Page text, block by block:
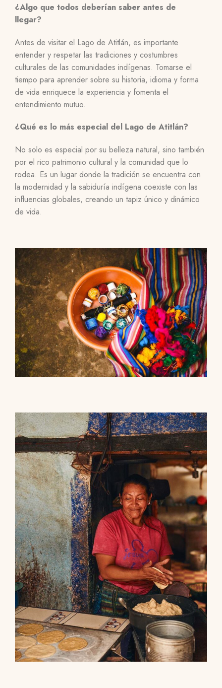
¿Algo que todos deberían saber antes de
llegar?
Antes de visitar el Lago de Atitlán, es importante
entender y respetar las tradiciones y costumbres
culturales de las comunidades indígenas. Tomarse el
tiempo para aprender sobre su historia, idioma y forma
de vida enriquece la experiencia y fomenta el
entendimiento mutuo.
¿Qué es lo más especial del Lago de Atitlán?
No solo es especial por su belleza natural, sino también
por el rico patrimonio cultural y la comunidad que lo
rodea. Es un lugar donde la tradición se encuentra con
la modernidad y la sabiduría indígena coexiste con las
influencias globales, creando un tapiz único y dinámico
de vida.